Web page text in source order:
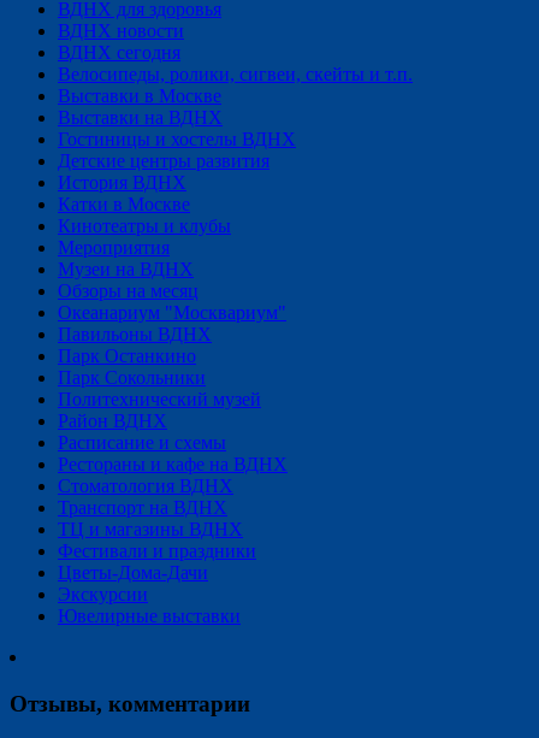
ВДНХ для здоровья
ВДНХ новости
ВДНХ сегодня
Велосипеды, ролики, сигвеи, скейты и т.п.
Выставки в Москве
Выставки на ВДНХ
Гостиницы и хостелы ВДНХ
Детские центры развития
История ВДНХ
Катки в Москве
Кинотеатры и клубы
Мероприятия
Музеи на ВДНХ
Обзоры на месяц
Океанариум "Москвариум"
Павильоны ВДНХ
Парк Останкино
Парк Сокольники
Политехнический музей
Район ВДНХ
Расписание и схемы
Рестораны и кафе на ВДНХ
Стоматология ВДНХ
Транспорт на ВДНХ
ТЦ и магазины ВДНХ
Фестивали и праздники
Цветы-Дома-Дачи
Экскурсии
Ювелирные выставки
Отзывы, комментарии